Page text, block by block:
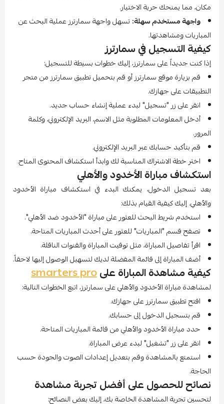
مكان، مما يمنحك حرية الاختيار.
واجهة مستخدم سهلة:تسهل واجهة سمارترز عملية البحث عن
المباريات ومشاهدتها.
كيفية التسجيل في سمارترز
إذا كنت جديداً على سمارترز، إليك خطوات بسيطة للتسجيل:
قم بزيارة موقع سمارترز أو قم بتحميل تطبيق سمارترز من متجر
التطبيقات على جهازك.
انقر على زر "تسجيل" لبدء عملية إنشاء حساب جديد.
أدخل المعلومات المطلوبة مثل الاسم، البريد الإلكتروني، وكلمة
المرور.
قم بتأكيد حسابك عبر البريد الإلكتروني.
اختر خطة الاشتراك المناسبة لك وابدأ استكشاف المحتوى المتاح.
استكشاف مباراة الأخدود والأهلي
بعد تسجيل الدخول، يمكنك البدء في استكشاف مباراة الأخدود
والأهلي. إليك كيفية القيام بذلك:
استخدم شريط البحث للعثور على مباراة "الأخدود ضد الأهلي".
تصفح قسم "المباريات" للعثور على أحدث المباريات المتاحة.
اقرأ تفاصيل المباراة، مثل توقيت المباراة والقنوات الناقلة.
أضف المباراة إلى قائمة المفضلة لديك لتسهيل الوصول إليها لاحقاً.
كيفية مشاهدة المباراة علىsmarters pro
لمشاهدة مباراة الأخدود والأهلي على سمارترز، اتبع الخطوات التالية:
افتح تطبيق سمارترز على جهازك.
قم بتسجيل الدخول إلى حسابك.
حدد مباراة الأخدود والأهلي من قائمة المباريات المتاحة.
انقر على زر "تشغيل" لبدء عرض المباراة.
استمتع بالمشاهدة وقم بتعديل إعدادات الصوت والجودة حسب
الحاجة.
نصائح للحصول على أفضل تجربة مشاهدة
لتحسين تجربة المشاهدة الخاصة بك، إليك بعض النصائح: